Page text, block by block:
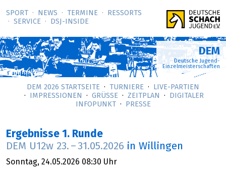
SPORT NEWS TERMINE
RESSORTS
SERVICE
DSJ-­INSIDE
DEM
Deutsche Jugend-
Einzelmeisterschaften
DEM 2026 STARTSEITE TURNIERE
LIVE-PARTIEN
IMPRESSIONEN
GRÜSSE ZEITPLAN
DIGITALER
INFOPUNKT
PRESSE
Ergebnisse 1. Runde
DEM U12w 23. – 31.05.2026 in Willingen
Sonntag, 24.05.2026 08:30 Uhr